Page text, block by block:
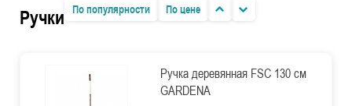
Ручки По популярности По цене
Ручка деревянная FSC 130 см
GARDENA